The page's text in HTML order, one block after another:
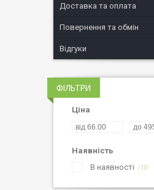
Доставка та оплата
Повернення та обмін
Відгуки
ФІЛЬТРИ
Ціна
Наявність
В наявності
10